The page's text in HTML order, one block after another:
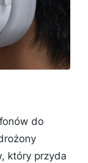
do
który przyda